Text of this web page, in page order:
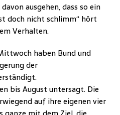
ausgehen, dass so ein
doch nicht schlimm“ hört
Verhalten.
haben Bund und
der
bis August untersagt. Die
auf ihre eigenen vier